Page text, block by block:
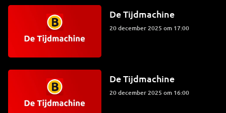
De Tijdmachine
20 december 2025 om 17:00
De Tijdmachine
20 december 2025 om 16:00